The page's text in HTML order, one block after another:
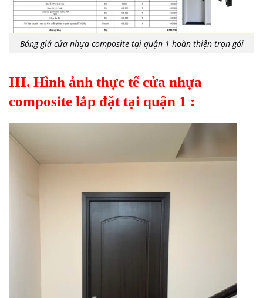
Bảng giá cửa nhựa composite tại quận 1 hoàn thiện trọn gói
III. Hình ảnh thực tếcửa nhựa
composite lắp đặt tại quận 1 :